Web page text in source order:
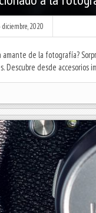
diciembre, 2020
amante de la fotografía?
Descubre desde accesorios